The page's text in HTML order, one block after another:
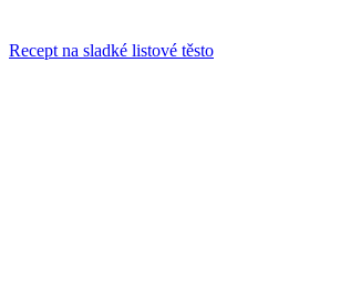
Recept na sladké listové těsto